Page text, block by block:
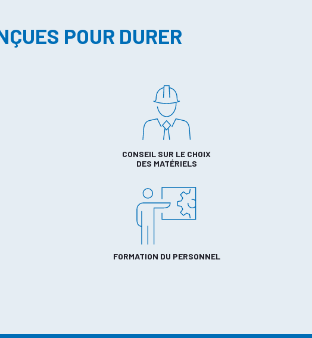
POUR DURER
CONSEIL SUR LE CHOIX
DES MATÉRIELS
FORMATION DU PERSONNEL